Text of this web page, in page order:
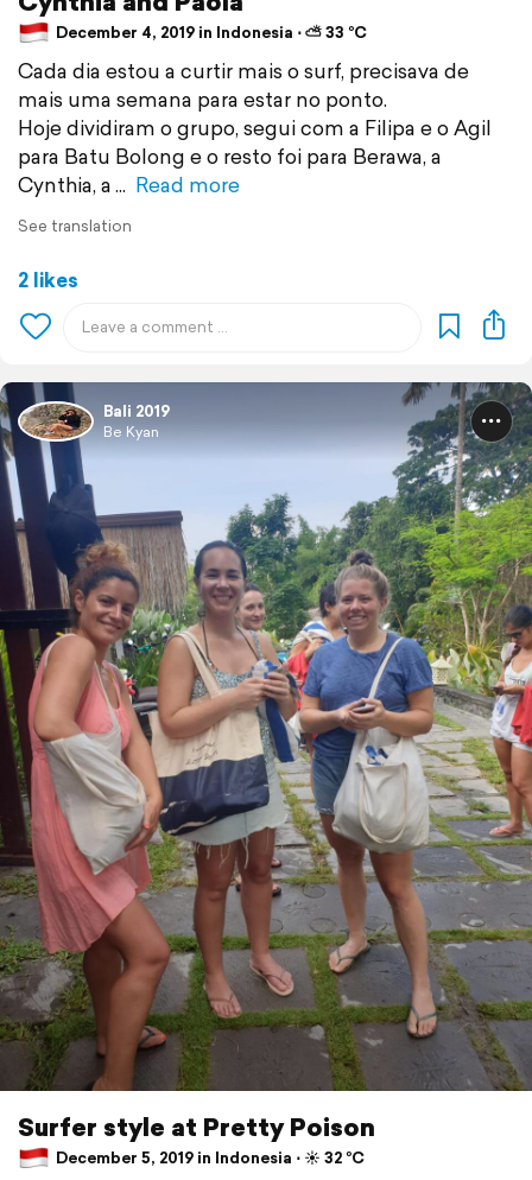
December 4, 2019 in Indonesia ⋅ ⛅ 33 °C
Cada dia estou a curtir mais o surf, precisava de
mais uma semana para estar no ponto.
Hoje dividiram o grupo, segui com a Filipa e o Agil
para Batu Bolong e o resto foi para Berawa, a
Cynthia, a
Read more
See translation
2 likes
Bali 2019
Be Kyan
Surfer style at Pretty Poison
December 5, 2019 in Indonesia ⋅ ☀️ 32 °C